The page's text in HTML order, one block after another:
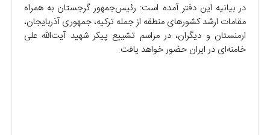
در بیانیه این دفتر آمده است: رئیس‌جمهور گرجستان به همراه
مقامات ارشد کشور‌های منطقه از جمله ترکیه، جمهوری آذربایجان،
ارمنستان و دیگران، در مراسم تشییع پیکر شهید آیت‌الله علی
خامنه‌ای در ایران حضور خواهد یافت.